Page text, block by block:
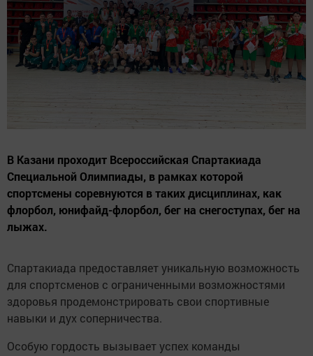
В Казани проходит Всероссийская Спартакиада
Специальной Олимпиады, в рамках которой
спортсмены соревнуются в таких дисциплинах, как
флорбол, юнифайд-флорбол, бег на снегоступах, бег на
лыжах.
Спартакиада предоставляет уникальную возможность
для спортсменов с ограниченными возможностями
здоровья продемонстрировать свои спортивные
навыки и дух соперничества.
Особую гордость вызывает успех команды